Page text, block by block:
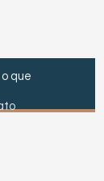
que